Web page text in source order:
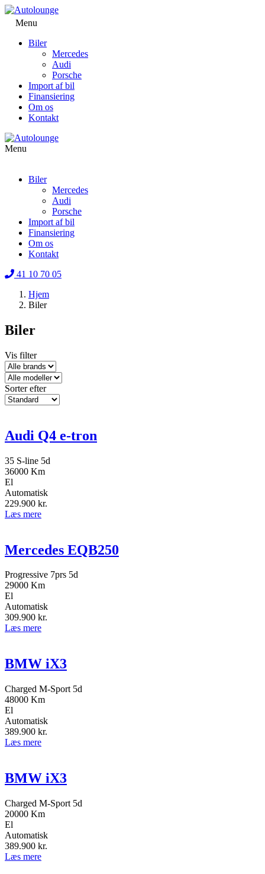
Menu
Biler
Mercedes
Audi
Porsche
Import af bil
Finansiering
Om os
Kontakt
Menu
Biler
Mercedes
Audi
Porsche
Import af bil
Finansiering
Om os
Kontakt
41 10 70 05
Hjem
Biler
Biler
Vis filter
Sorter efter
Audi Q4 e-tron
35 S-line 5d
36000 Km
El
Automatisk
229.900 kr.
Læs mere
Mercedes EQB250
Progressive 7prs 5d
29000 Km
El
Automatisk
309.900 kr.
Læs mere
BMW iX3
Charged M-Sport 5d
48000 Km
El
Automatisk
389.900 kr.
Læs mere
BMW iX3
Charged M-Sport 5d
20000 Km
El
Automatisk
389.900 kr.
Læs mere